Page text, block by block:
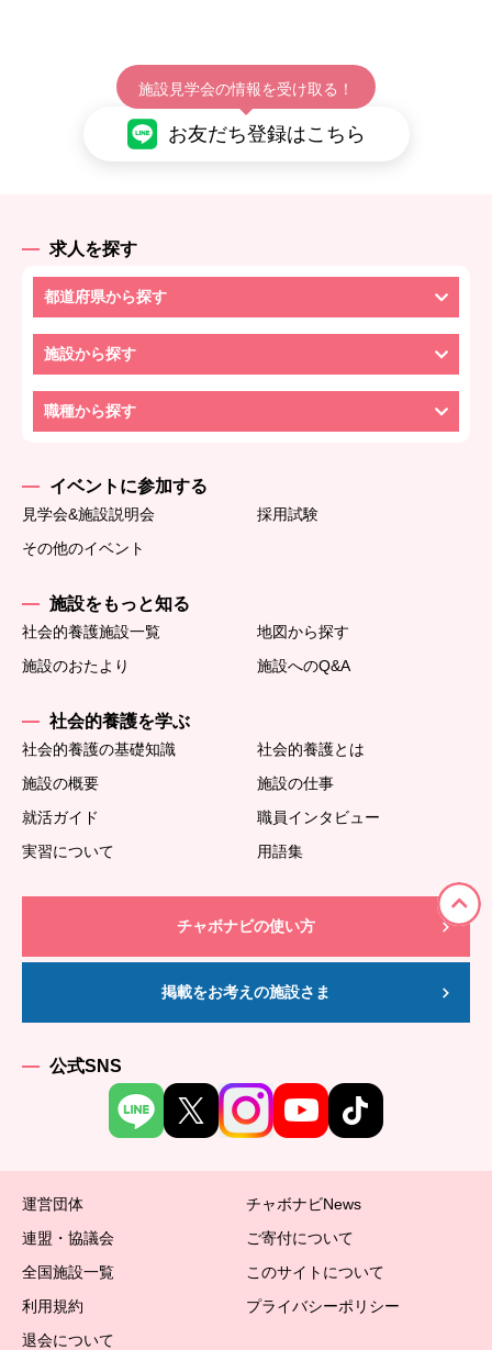
施設見学会の情報を受け取る！
お友だち登録はこちら
求人を探す
都道府県から探す
施設から探す
職種から探す
イベントに参加する
見学会&施設説明会
採用試験
その他のイベント
施設をもっと知る
社会的養護施設一覧
地図から探す
施設のおたより
施設へのQ&A
社会的養護を学ぶ
社会的養護の基礎知識
社会的養護とは
施設の概要
施設の仕事
就活ガイド
職員インタビュー
実習について
用語集
チャボナビの使い方
掲載をお考えの施設さま
公式SNS
運営団体
チャボナビNews
連盟・協議会
ご寄付について
全国施設一覧
このサイトについて
利用規約
プライバシーポリシー
退会について